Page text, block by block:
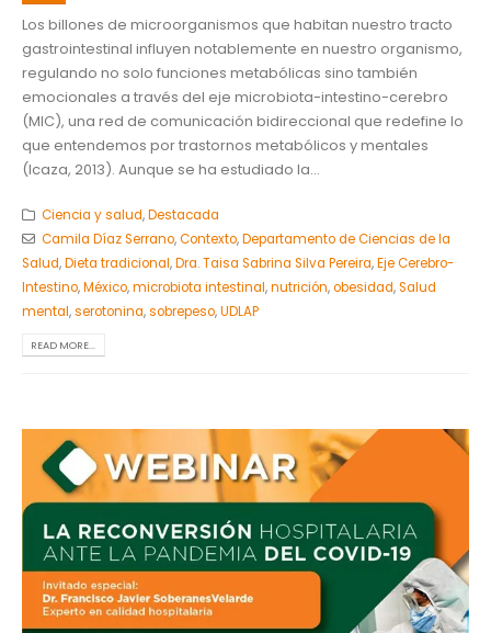
Los billones de microorganismos que habitan nuestro tracto
gastrointestinal influyen notablemente en nuestro organismo,
regulando no solo funciones metabólicas sino también
emocionales a través del eje microbiota-intestino-cerebro
(MIC), una red de comunicación bidireccional que redefine lo
que entendemos por trastornos metabólicos y mentales
(Icaza, 2013). Aunque se ha estudiado la...
Ciencia y salud,Destacada
Camila Díaz Serrano,Contexto,Departamento de Ciencias de la
Salud,Dieta tradicional,Dra. Taisa Sabrina Silva Pereira,Eje Cerebro-
Intestino,México,microbiota intestinal,nutrición,obesidad,Salud
mental,serotonina,sobrepeso,UDLAP
READ MORE...